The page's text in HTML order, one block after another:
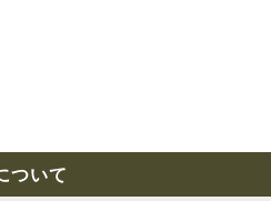
ついて